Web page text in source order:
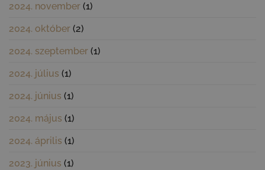
2024. november (1)
2024. október (2)
2024. szeptember (1)
2024. július (1)
2024. június (1)
2024. május (1)
2024. április (1)
2023. június (1)